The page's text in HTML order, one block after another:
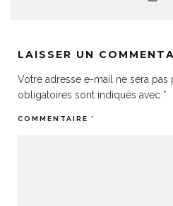
LAISSER UN
Votre adresse e-mail ne sera pas
obligatoires sont indiqués avec *
COMMENTAIRE *